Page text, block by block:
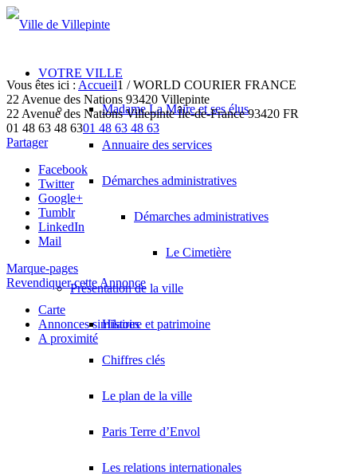
VOTRE VILLE
Madame La Maire et ses élus
Annuaire des services
Démarches administratives
Démarches administratives
Le Cimetière
Présentation de la ville
Histoire et patrimoine
Chiffres clés
Le plan de la ville
Paris Terre d’Envol
Les relations internationales
Vous êtes ici : Accueil1 / WORLD COURIER FRANCE
22 Avenue des Nations 93420 Villepinte
22 Avenue des Nations Villepinte Île-de-France 93420 FR
01 48 63 48 6301 48 63 48 63
Partager
Facebook
Twitter
Google+
Tumblr
LinkedIn
Mail
Marque-pages
Revendiquer cette Annonce
Carte
Annonces similaires
A proximité